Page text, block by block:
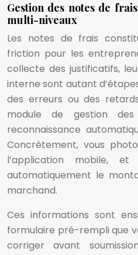
Gestion des notes de
multi-niveaux
Les notes de frais
friction pour les
collecte des justificatifs,
interne sont autant
des erreurs ou des
module de gestion
reconnaissance
Concrètement, vous
l’application mobile,
automatiquement le
marchand.
Ces informations sont
formulaire pré-rempli que
corriger avant